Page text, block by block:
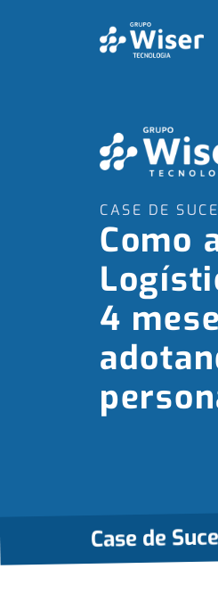
CASE DE
Como
4
Case de